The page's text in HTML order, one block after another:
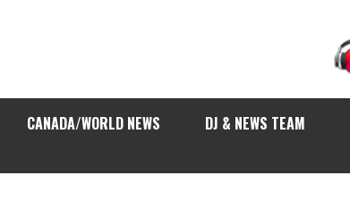
CANADA/WORLD NEWS DJ & NEWS TEAM